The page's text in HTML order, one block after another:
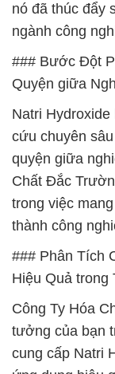
nó đã thúc đẩy
ngành công
### Bước Đột
Quyện giữa
Natri
cứu chuyên
quyện giữa
Chất Đắc
trong việc
thành công
### Phân Tích
Hiệu Quả trong
Công Ty Hóa
tưởng của bạn
cung cấp Natri